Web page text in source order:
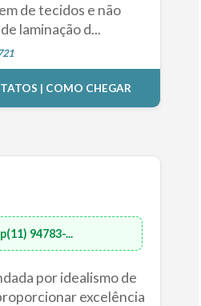
de tecidos e não
laminação d...
| COMO CHEGAR
(11) 94783-...
por idealismo de
excelência